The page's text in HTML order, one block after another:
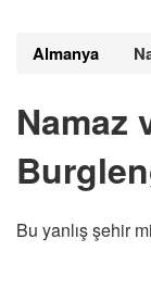
Almanya
Namaz
Bu yanlış şehir